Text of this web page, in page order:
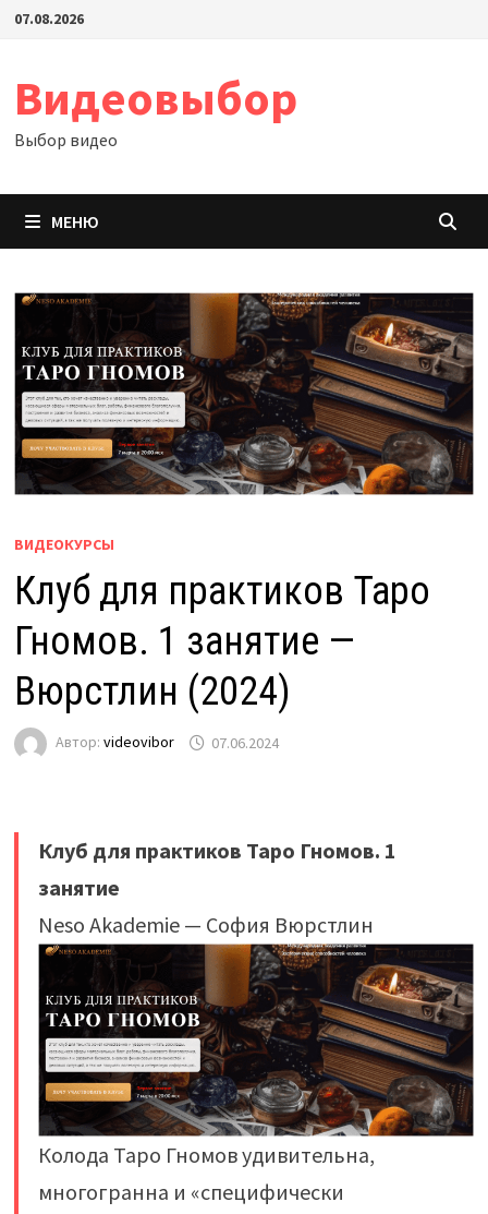
Перейти
07.08.2026
Видеовыбор
Выбор видео
МЕНЮ
ВИДЕОКУРСЫ
Клуб для практиков Таро
Гномов. 1 занятие —
Вюрстлин (2024)
Автор: videovibor 07.06.2024
Клуб для практиков Таро Гномов. 1
занятие
Neso Akademie — София Вюрстлин
Колода Таро Гномов удивительна,
многогранна и «специфически